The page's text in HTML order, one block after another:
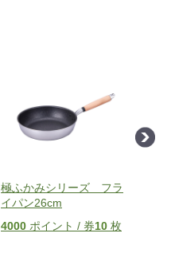
極ふかみシリーズ フラ
イパン26cm
4000 ポイント / 券10 枚